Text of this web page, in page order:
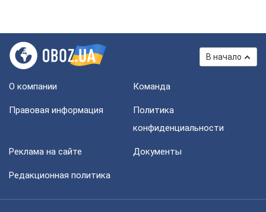
В начало
О компании Команда
Правовая информация
Политика
конфиденциальности
Реклама на сайте Документы
Редакционная политика